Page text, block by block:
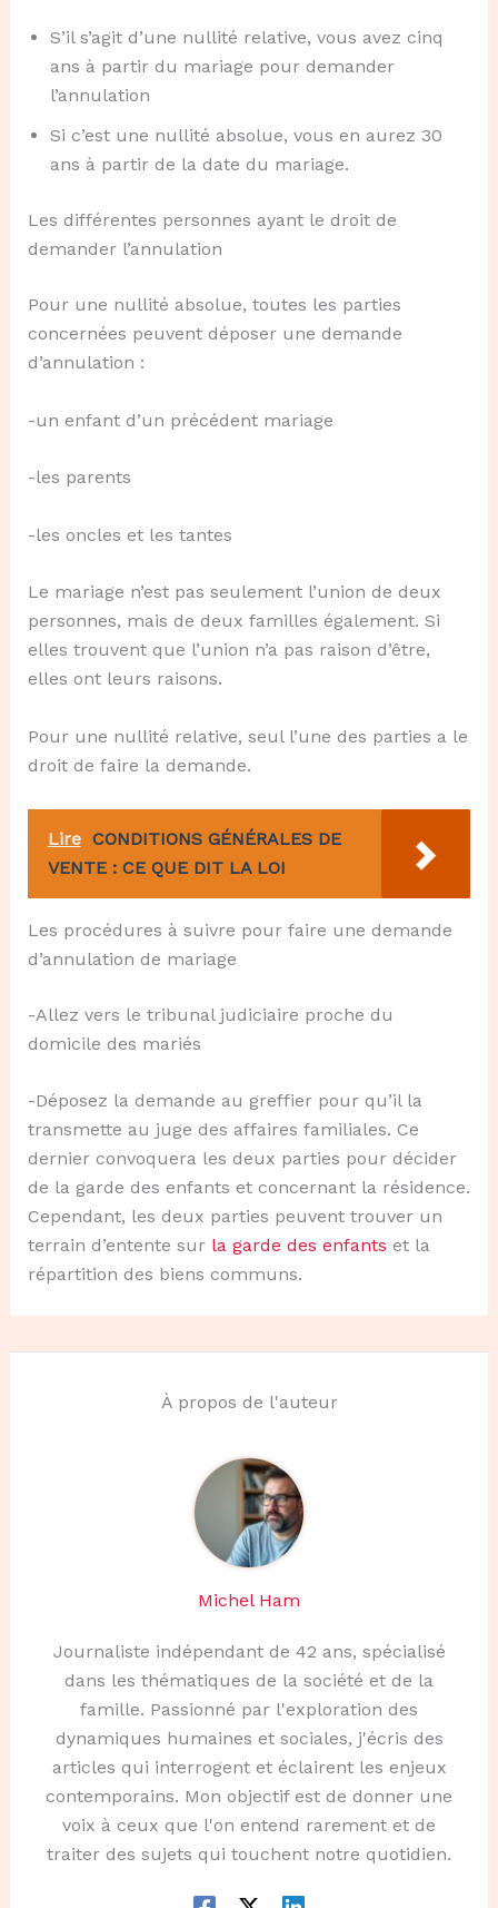
S’il s’agit d’une nullité relative, vous avez cinq
ans à partir du mariage pour demander
l’annulation
Si c’est une nullité absolue, vous en aurez 30
ans à partir de la date du mariage.
Les différentes personnes ayant le droit de
demander l’annulation
Pour une nullité absolue, toutes les parties
concernées peuvent déposer une demande
d’annulation :
-un enfant d’un précédent mariage
-les parents
-les oncles et les tantes
Le mariage n’est pas seulement l’union de deux
personnes, mais de deux familles également. Si
elles trouvent que l’union n’a pas raison d’être,
elles ont leurs raisons.
Pour une nullité relative, seul l’une des parties a le
droit de faire la demande.
Lire CONDITIONS GÉNÉRALES DE
VENTE : CE QUE DIT LA LOI
Les procédures à suivre pour faire une demande
d’annulation de mariage
-Allez vers le tribunal judiciaire proche du
domicile des mariés
-Déposez la demande au greffier pour qu’il la
transmette au juge des affaires familiales. Ce
dernier convoquera les deux parties pour décider
de la garde des enfants et concernant la résidence.
Cependant, les deux parties peuvent trouver un
terrain d’entente sur la garde des enfants et la
répartition des biens communs.
À propos de l'auteur
Michel Ham
Journaliste indépendant de 42 ans, spécialisé
dans les thématiques de la société et de la
famille. Passionné par l'exploration des
dynamiques humaines et sociales, j'écris des
articles qui interrogent et éclairent les enjeux
contemporains. Mon objectif est de donner une
voix à ceux que l'on entend rarement et de
traiter des sujets qui touchent notre quotidien.